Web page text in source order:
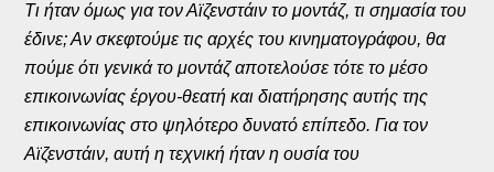
Τι ήταν όμως για τον Αϊζενστάιν το μοντάζ, τι σημασία του
έδινε; Αν σκεφτούμε τις αρχές του κινηματογράφου, θα
πούμε ότι γενικά το μοντάζ αποτελούσε τότε το μέσο
επικοινωνίας έργου-θεατή και διατήρησης αυτής της
επικοινωνίας στο ψηλότερο δυνατό επίπεδο. Για τον
Αϊζενστάιν, αυτή η τεχνική ήταν η ουσία του